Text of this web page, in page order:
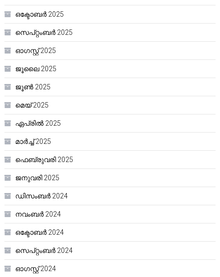
ഒക്ടോബർ 2025
സെപ്റ്റംബർ 2025
ഓഗസ്റ്റ്‌ 2025
ജൂലൈ 2025
ജൂൺ 2025
മെയ്‌ 2025
ഏപ്രിൽ 2025
മാർച്ച്‌ 2025
ഫെബ്രുവരി 2025
ജനുവരി 2025
ഡിസംബർ 2024
നവംബർ 2024
ഒക്ടോബർ 2024
സെപ്റ്റംബർ 2024
ഓഗസ്റ്റ്‌ 2024